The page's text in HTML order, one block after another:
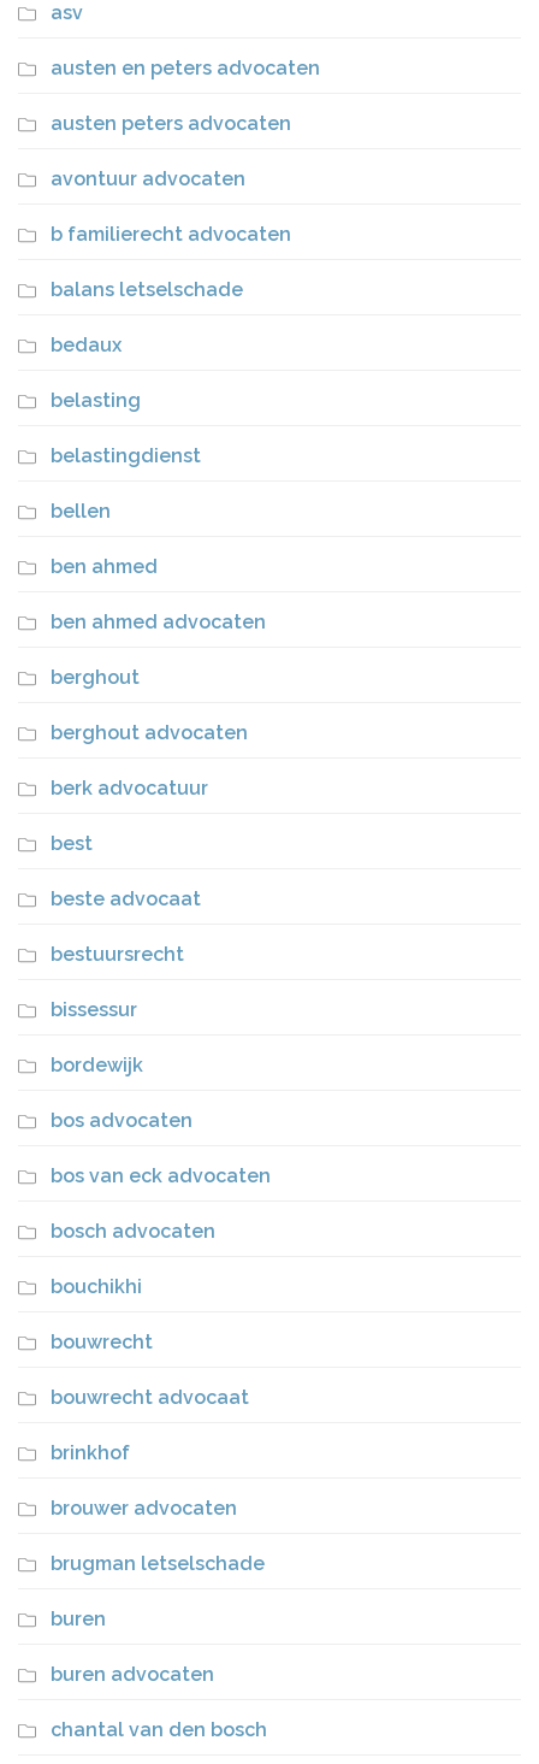
asv
austen en peters advocaten
austen peters advocaten
avontuur advocaten
b familierecht advocaten
balans letselschade
bedaux
belasting
belastingdienst
bellen
ben ahmed
ben ahmed advocaten
berghout
berghout advocaten
berk advocatuur
best
beste advocaat
bestuursrecht
bissessur
bordewijk
bos advocaten
bos van eck advocaten
bosch advocaten
bouchikhi
bouwrecht
bouwrecht advocaat
brinkhof
brouwer advocaten
brugman letselschade
buren
buren advocaten
chantal van den bosch